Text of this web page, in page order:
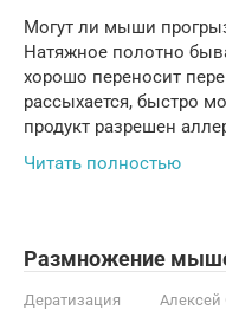
Могут ли мыши
Натяжное полотно
хорошо переносит
рассыхается, быстро
продукт разрешен
Читать полностью
Размножение
Дератизация